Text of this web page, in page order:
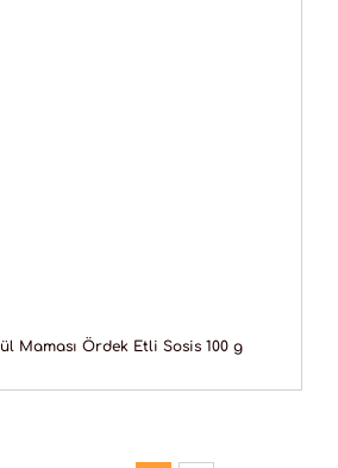
Maması Ördek Etli Sosis 100 g